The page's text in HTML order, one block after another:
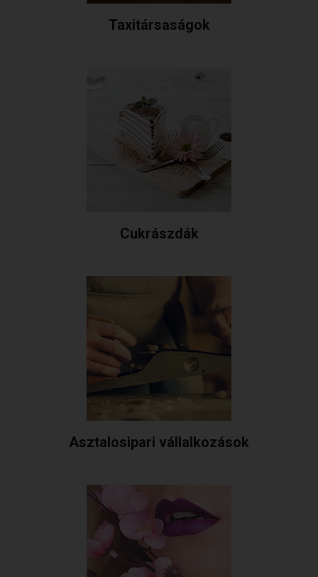
Taxitársaságok
Cukrászdák
Asztalosipari vállalkozások